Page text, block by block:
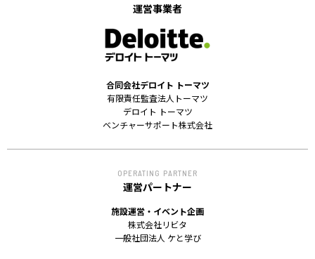
運営事業者
合同会社デロイト トーマツ
有限責任監査法人トーマツ
デロイト トーマツ
ベンチャーサポート株式会社
OPERATING PARTNER
運営パートナー
施設運営・イベント企画
株式会社リビタ
一般社団法人 ケと学び